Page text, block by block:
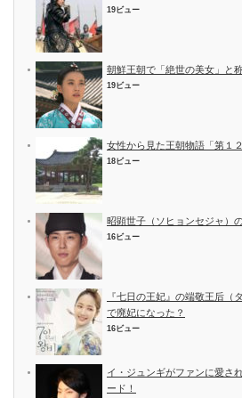
19ビュー
朝鮮王朝で「絶世の美女」と
19ビュー
女性から見た王朝物語「第１
18ビュー
昭顕世子（ソヒョンセジャ）
16ビュー
『七日の王妃』の端敬王后（
で廃妃になった？
16ビュー
イ・ジュンギがファンに愛さ
ード！